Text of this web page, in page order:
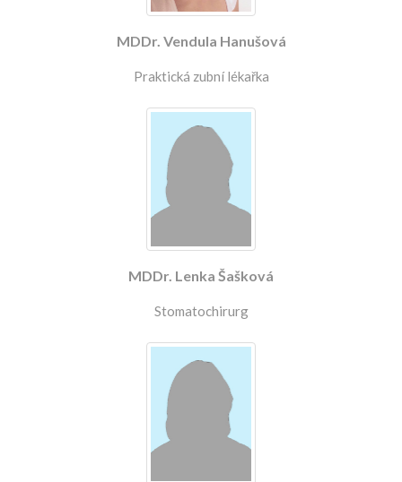
MDDr. Vendula Hanušová
Praktická zubní lékařka
MDDr. Lenka Šašková
Stomatochirurg